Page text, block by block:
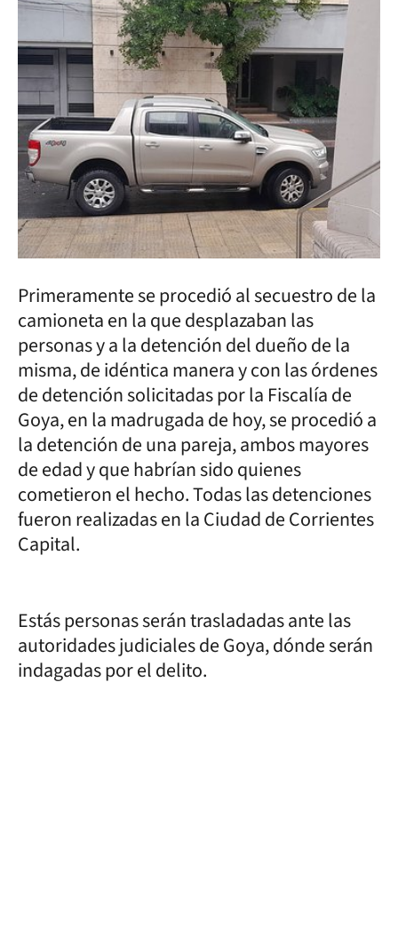
Primeramente se procedió al secuestro de la
camioneta en la que desplazaban las
personas y a la detención del dueño de la
misma, de idéntica manera y con las órdenes
de detención solicitadas por la Fiscalía de
Goya, en la madrugada de hoy, se procedió a
la detención de una pareja, ambos mayores
de edad y que habrían sido quienes
cometieron el hecho. Todas las detenciones
fueron realizadas en la Ciudad de Corrientes
Capital.
Estás personas serán trasladadas ante las
autoridades judiciales de Goya, dónde serán
indagadas por el delito.